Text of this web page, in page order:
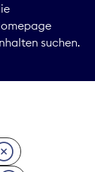
suchen.